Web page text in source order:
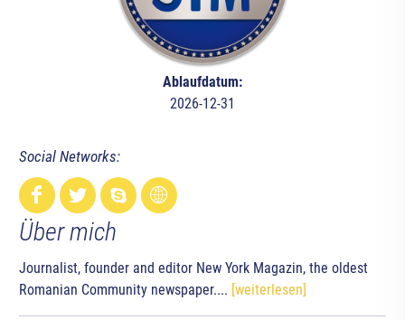
Ablaufdatum:
2026-12-31
Social Networks:
Über mich
Journalist, founder and editor New York Magazin, the oldest
Romanian Community newspaper.... [weiterlesen]